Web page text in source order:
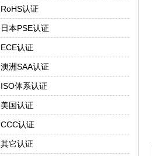
RoHS认证
日本PSE认证
ECE认证
澳洲SAA认证
ISO体系认证
美国认证
CCC认证
其它认证